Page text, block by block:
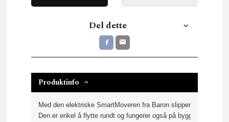
Del dette
Produktinfo
Med den elektriske SmartMoveren fra Baron slipper du tunge
Den er enkel å flytte rundt og fungerer også på byggeplasser